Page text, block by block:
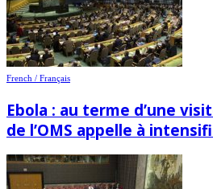
French / Français
Ebola : au terme d’une
de l’OMS appelle à